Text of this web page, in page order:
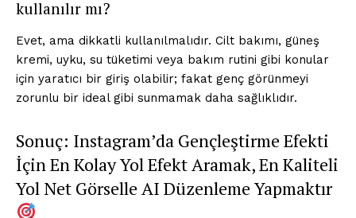
kullanılır mı?
Evet, ama dikkatli kullanılmalıdır. Cilt bakımı, güneş
kremi, uyku, su tüketimi veya bakım rutini gibi konular
için yaratıcı bir giriş olabilir; fakat genç görünmeyi
zorunlu bir ideal gibi sunmamak daha sağlıklıdır.
Sonuç: Instagram’da Gençleştirme Efekti
İçin En Kolay Yol Efekt Aramak, En Kaliteli
Yol Net Görselle AI Düzenleme Yapmaktır